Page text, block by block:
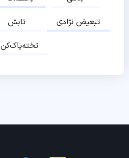
تابش
تبعیض نژادی
تخته‌پاک‌کن